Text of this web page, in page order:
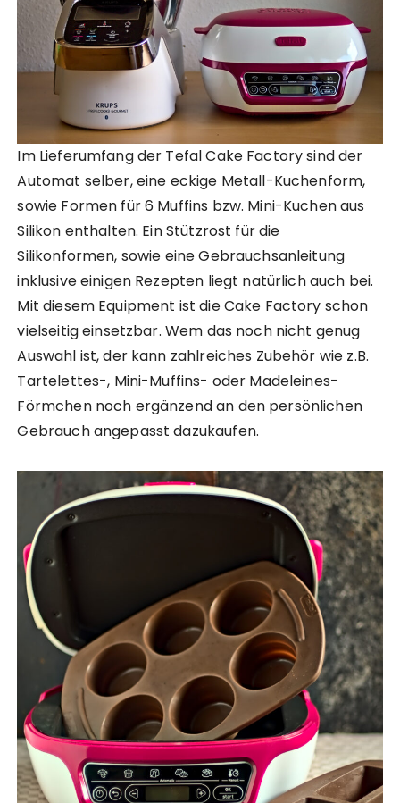
Im Lieferumfang der Tefal Cake Factory sind der
Automat selber, eine eckige Metall-Kuchenform,
sowie Formen für 6 Muffins bzw. Mini-Kuchen aus
Silikon enthalten. Ein Stützrost für die
Silikonformen, sowie eine Gebrauchsanleitung
inklusive einigen Rezepten liegt natürlich auch bei.
Mit diesem Equipment ist die Cake Factory schon
vielseitig einsetzbar. Wem das noch nicht genug
Auswahl ist, der kann zahlreiches Zubehör wie z.B.
Tartelettes-, Mini-Muffins- oder Madeleines-
Förmchen noch ergänzend an den persönlichen
Gebrauch angepasst dazukaufen.